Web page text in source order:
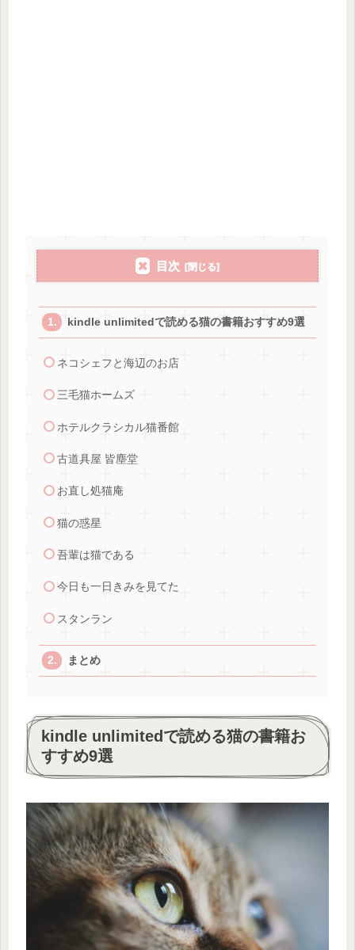
目次
kindle unlimitedで読める猫の書籍おすすめ9選
ネコシェフと海辺のお店
三毛猫ホームズ
ホテルクラシカル猫番館
古道具屋 皆塵堂
お直し処猫庵
猫の惑星
吾輩は猫である
今日も一日きみを見てた
スタンラン
まとめ
kindle unlimitedで読める猫の書籍お
すすめ9選